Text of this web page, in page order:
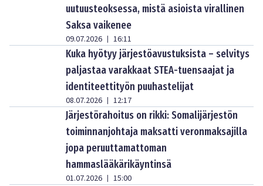
uutuusteoksessa, mistä asioista virallinen
Saksa vaikenee
09.07.2026 | 16:11
Kuka hyötyy järjestöavustuksista – selvitys
paljastaa varakkaat STEA-tuensaajat ja
identiteettityön puuhastelijat
08.07.2026 | 12:17
Järjestörahoitus on rikki: Somalijärjestön
toiminnanjohtaja maksatti veronmaksajilla
jopa peruuttamattoman
hammaslääkärikäyntinsä
01.07.2026 | 15:00